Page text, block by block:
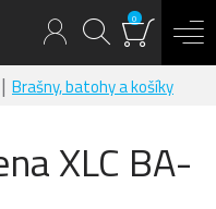
0
Brašny, batohy a košíky
XLC BA-